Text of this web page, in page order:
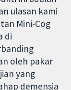
ulasan kami
Mini-Cog
di
oleh pakar
yang
demensia